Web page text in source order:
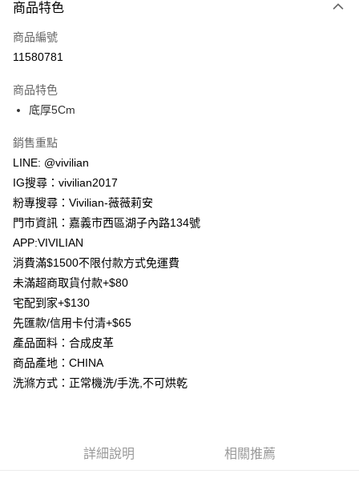
信用卡一次付款
信用卡分期付款
合作金庫商業銀行
華南商業銀行
國泰世華商業銀行
臺灣中小企業銀行
匯豐（台灣）商業銀行
聯邦商業銀行
元大商業銀行
永豐商業銀行
台新國際商業銀行
台灣樂天信用卡公司
超商取貨付款
Apple Pay
街口支付
Google Pay
大哥付你分期
相關說明
【大哥付你分期使用說明】
1.本服務由台灣大哥大提供，台灣大哥大用戶可立即使用無須另外申請。
2.付款方式選擇「大哥付你分期」，訂單成立後會自動跳轉到大哥付的交易
流程，驗證手機門號後，選擇欲分期的期數、繳款截止日，確認付款後即完
成交易。
3.實際核准額度、可分期數及費用金額請依後續交易確認頁面所載為準。
4.訂單成立30分鐘內，如未前往確認交易或遇審核未通過，訂單將自動取
消。如遇「轉專審核」未通過狀況，表示未達大哥付你分期系統評分，恕無
2.透過簡訊連結打開帳單後，可選擇「超商條碼／台灣大直營門市／銀行轉
AFTEE先享後付
相關說明
【關於「AFTEE先享後付」】
便利好安心！
１．簡單：不需註冊會員、不需綁卡、不需儲值。
１．於結帳方式選擇「AFTEE先享後付」後，將跳轉至「AFTEE先享後付」
ATM付款
貨到付款
商品特色
商品編號
11580781
商品特色
底厚5Cm
銷售重點
LINE: @vivilian
IG搜尋：vivilian2017
粉專搜尋：Vivilian-薇薇莉安
門市資訊：嘉義市西區湖子內路134號
APP:VIVILIAN
消費滿$1500不限付款方式免運費
未滿超商取貨付款+$80
宅配到家+$130
先匯款/信用卡付清+$65
產品面料：合成皮革
商品產地：CHINA
洗滌方式：正常機洗/手洗,不可烘乾
詳細說明 相關推薦